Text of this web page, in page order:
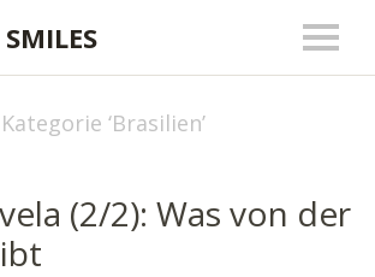
‘Brasilien’
(2/2): Was von der